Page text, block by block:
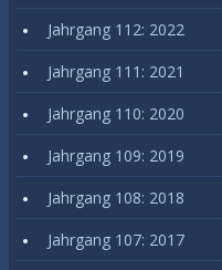
Jahrgang 112: 2022
Jahrgang 111: 2021
Jahrgang 110: 2020
Jahrgang 109: 2019
Jahrgang 108: 2018
Jahrgang 107: 2017